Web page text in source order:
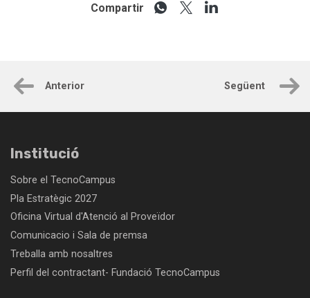
Compartir
Anterior Següent
Institució
Sobre el TecnoCampus
Pla Estratègic 2027
Oficina Virtual d'Atenció al Proveïdor
Comunicacio i Sala de premsa
Treballa amb nosaltres
Perfil del contractant- Fundació TecnoCampus